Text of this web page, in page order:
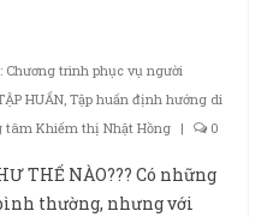
Chương trình phục vụ người
HUẤN, Tập huấn định hướng di
tâm Khiếm thị Nhật Hồng | 0
THẾ NÀO??? Có những
thường, nhưng với